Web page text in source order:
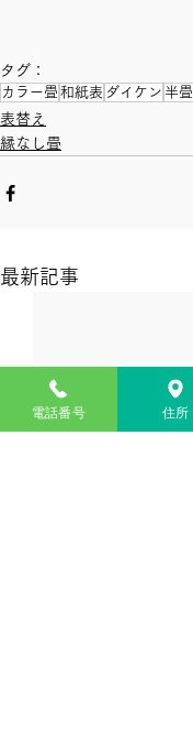
タグ：
カラー畳 和紙表 ダイケン 半畳
表替え
縁なし畳
最新記事
電話番号 住所